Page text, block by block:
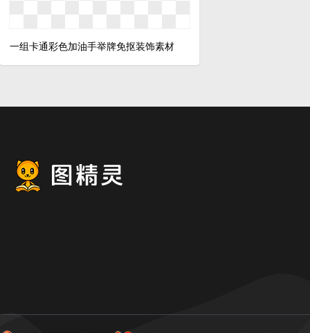
一组卡通彩色加油手举牌免抠装饰素材